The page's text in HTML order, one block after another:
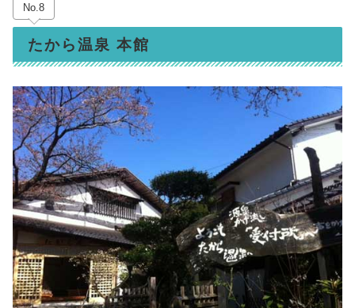
No.8
たから温泉 本館